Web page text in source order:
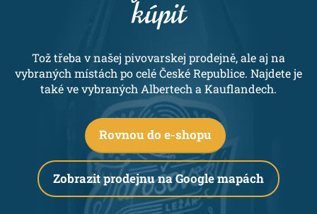
kúpit
Tož třeba v našej pivovarskej prodejně, ale aj na
vybraných místách po celé České Republice. Najdete je
také ve vybraných Albertech a Kauflandech.
Rovnou do e-shopu
Zobrazit prodejnu na Google mapách